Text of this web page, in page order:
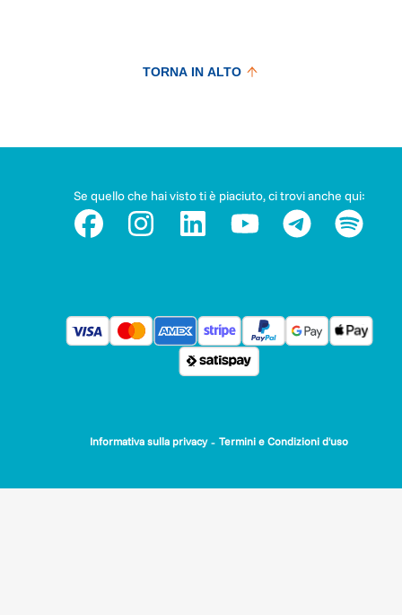
TORNA IN ALTO
Se quello che hai visto ti è piaciuto, ci trovi anche qui:
Informativa sulla privacy - Termini e Condizioni d'uso